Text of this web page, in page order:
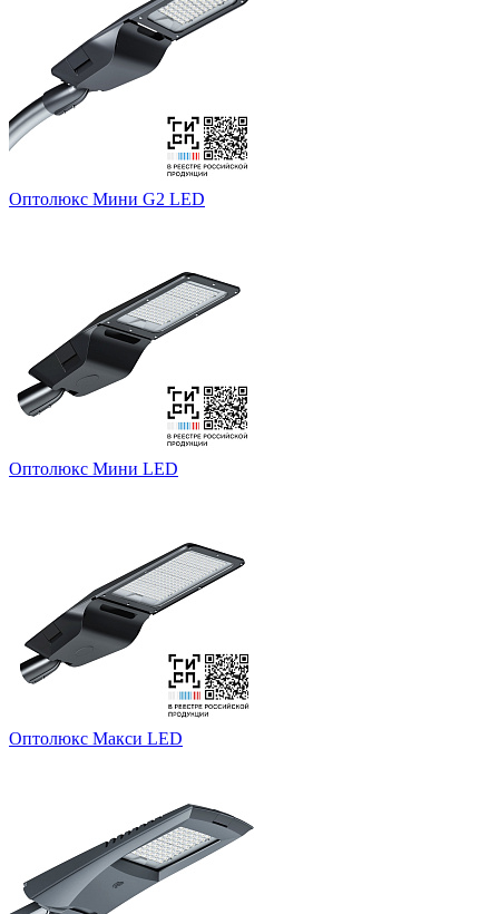
Оптолюкс Мини G2 LED
Оптолюкс Мини LED
Оптолюкс Макси LED